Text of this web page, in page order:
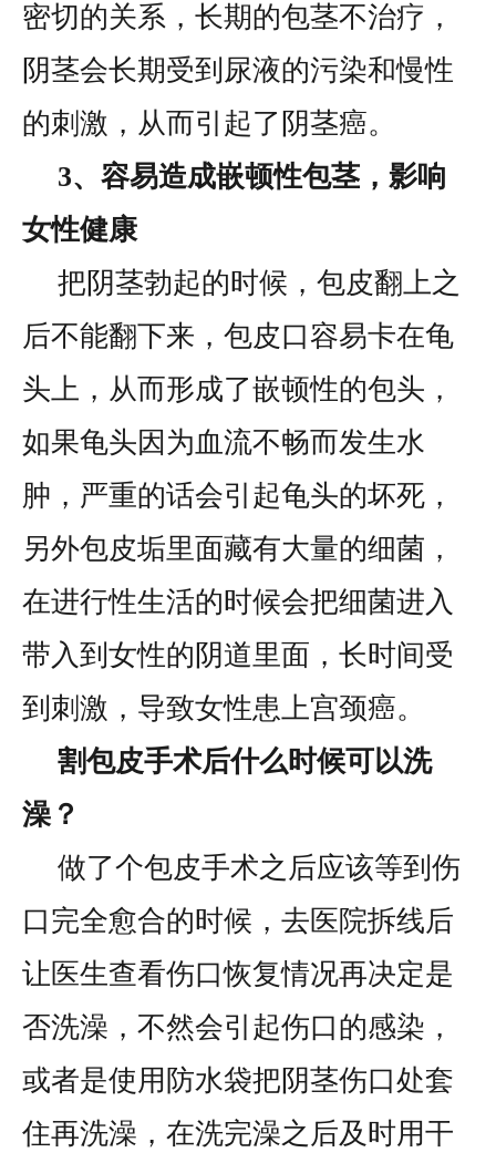
密切的关系，长期的包茎不治疗，
阴茎会长期受到尿液的污染和慢性
的刺激，从而引起了阴茎癌。
3、容易造成嵌顿性包茎，影响
女性健康
把阴茎勃起的时候，包皮翻上之
后不能翻下来，包皮口容易卡在龟
头上，从而形成了嵌顿性的包头，
如果龟头因为血流不畅而发生水
肿，严重的话会引起龟头的坏死，
另外包皮垢里面藏有大量的细菌，
在进行性生活的时候会把细菌进入
带入到女性的阴道里面，长时间受
到刺激，导致女性患上宫颈癌。
割包皮手术后什么时候可以洗
澡？
做了个包皮手术之后应该等到伤
口完全愈合的时候，去医院拆线后
让医生查看伤口恢复情况再决定是
否洗澡，不然会引起伤口的感染，
或者是使用防水袋把阴茎伤口处套
住再洗澡，在洗完澡之后及时用干